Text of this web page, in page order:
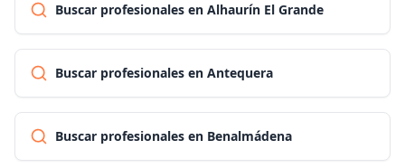
Buscar profesionales en Alhaurín El Grande
Buscar profesionales en Antequera
Buscar profesionales en Benalmádena